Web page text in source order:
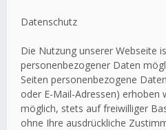
Datenschutz
Die Nutzung unserer Webseite
personenbezogener Daten
Seiten personenbezogene
oder E-Mail-Adressen)
möglich, stets auf freiwilliger
ohne Ihre ausdrückliche